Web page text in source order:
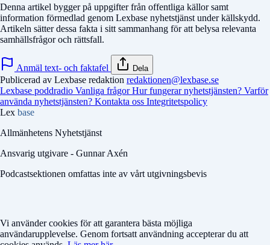
Denna artikel bygger på uppgifter från offentliga källor samt
information förmedlad genom Lexbase nyhetstjänst under källskydd.
Artikeln sätter dessa fakta i sitt sammanhang för att belysa relevanta
samhällsfrågor och rättsfall.
Anmäl text- och faktafel Dela
Publicerad av Lexbase redaktion redaktionen@lexbase.se
Lexbase poddradio Vanliga frågorHur fungerar nyhetstjänsten? Varför
använda nyhetstjänsten? Kontakta oss Integritetspolicy
Lex base
Allmänhetens Nyhetstjänst
Ansvarig utgivare - Gunnar Axén
Podcastsektionen omfattas inte av vårt utgivningsbevis
Vi använder cookies för att garantera bästa möjliga
användarupplevelse. Genom fortsatt användning accepterar du att